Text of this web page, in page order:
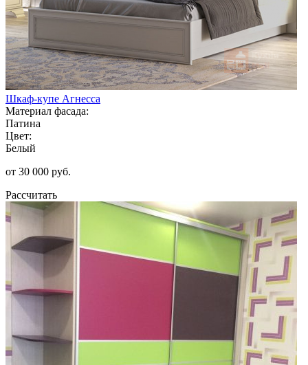
Шкаф-купе Агнесса
Материал фасада:
Патина
Цвет:
Белый
от 30 000 руб.
Рассчитать